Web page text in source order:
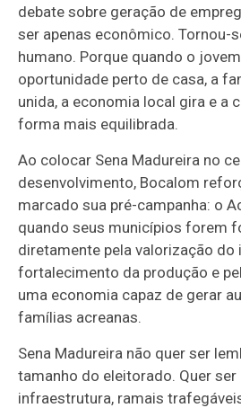
debate sobre geração de
ser apenas econômico. Tornou-
humano. Porque quando o
oportunidade perto de casa, a
unida, a economia local gira e a
forma mais equilibrada.
Ao colocar Sena Madureira no
desenvolvimento, Bocalom
marcado sua pré-campanha: o
quando seus municípios forem
diretamente pela valorização do
fortalecimento da produção e
uma economia capaz de gerar
famílias acreanas.
Sena Madureira não quer ser
tamanho do eleitorado. Quer ser
infraestrutura, ramais